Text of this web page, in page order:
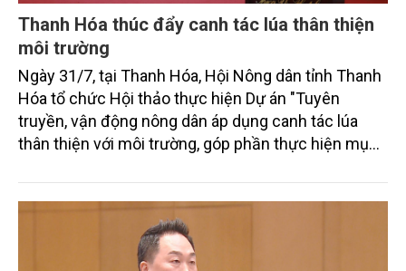
Thanh Hóa thúc đẩy canh tác lúa thân thiện
môi trường
Ngày 31/7, tại Thanh Hóa, Hội Nông dân tỉnh Thanh
Hóa tổ chức Hội thảo thực hiện Dự án "Tuyên
truyền, vận động nông dân áp dụng canh tác lúa
thân thiện với môi trường, góp phần thực hiện mục
trình thu hút sự tham gia của đông đảo đại biểu đến
từ các cơ quan quản lý nhà nước, đơn vị nghiên cứu,
doanh nghiệp, hợp tác xã và nông dân đang trực
tiếp triển khai mô hình sản xuất lúa phát thải thấp.